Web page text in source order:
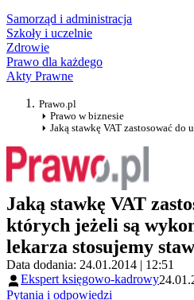
Samorząd i administracja
Szkoły i uczelnie
Zdrowie
Prawo dla każdego
Akty Prawne
Prawo.pl
Prawo w biznesie
Jaką stawkę VAT zastosować
Jaką stawkę VAT
których jeżeli są
lekarza stosujemy
Data dodania: 24.01.2014 | 12:51
Ekspert księgowo-kadrowy
Pytania i odpowiedzi